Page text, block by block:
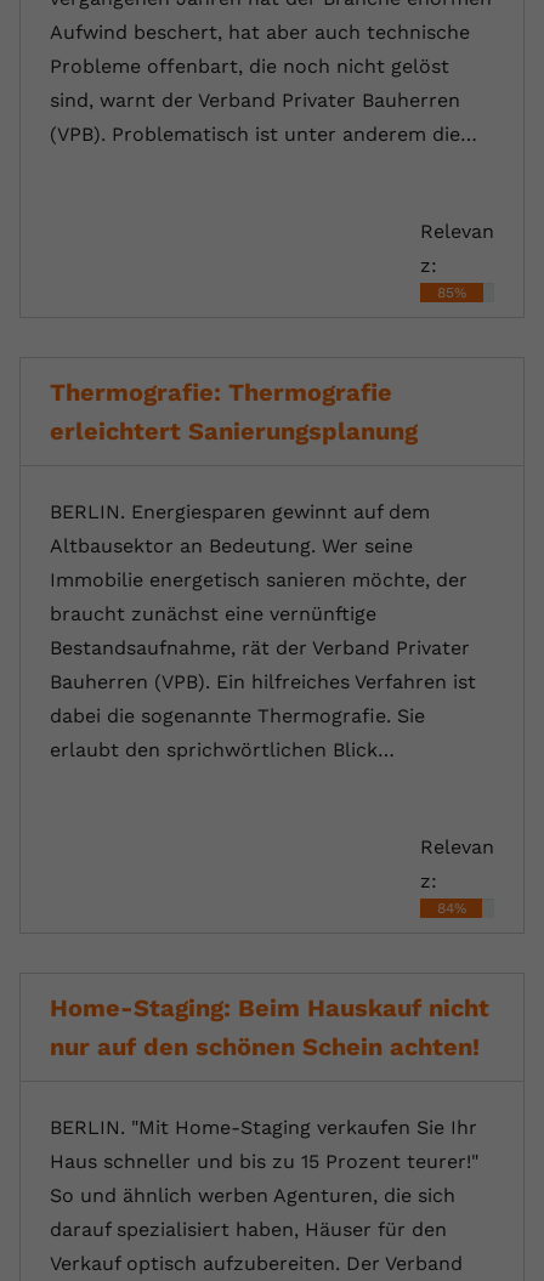
Aufwind beschert, hat aber auch technische
Probleme offenbart, die noch nicht gelöst
sind, warnt der Verband Privater Bauherren
(VPB). Problematisch ist unter anderem die…
Relevan
z:
85%
Thermografie: Thermografie
erleichtert Sanierungsplanung
BERLIN. Energiesparen gewinnt auf dem
Altbausektor an Bedeutung. Wer seine
Immobilie energetisch sanieren möchte, der
braucht zunächst eine vernünftige
Bestandsaufnahme, rät der Verband Privater
Bauherren (VPB). Ein hilfreiches Verfahren ist
dabei die sogenannte Thermografie. Sie
erlaubt den sprichwörtlichen Blick…
Relevan
z:
84%
Home-Staging: Beim Hauskauf nicht
nur auf den schönen Schein achten!
BERLIN. "Mit Home-Staging verkaufen Sie Ihr
Haus schneller und bis zu 15 Prozent teurer!"
So und ähnlich werben Agenturen, die sich
darauf spezialisiert haben, Häuser für den
Verkauf optisch aufzubereiten. Der Verband